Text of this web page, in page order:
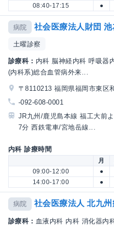
08:40-17:15
●
病院 社会医療法人財団
土曜診察
診療科： 内科 脳神経内科 呼吸器
(内科系)総合血管病外来...
〒8110213 福岡県福岡市東区
-092-608-0001
JR九州/鹿児島本線 福工大前
7分 西鉄電車/宮地岳線...
内科 診療時間
月
09:00-12:00
●
14:00-17:00
●
病院 社会医療法人 北九
診療科： 血液内科 内科 消化器内